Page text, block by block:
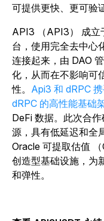
可提供更快、更可验
API3 （API3） 成立
台，使用完全去中心
连接起来，由 DAO
化，从而在不影响可
性。 Api3 和 dRPC
dRPC 的高性能基础
DeFi 数据。此次合
源，具有低延迟和全
Oracle 可提取估值
创造型基础设施，为
和弹性。